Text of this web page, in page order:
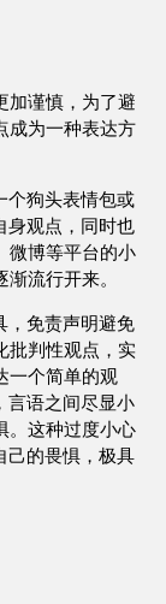
加谨慎，为了避
成为一种表达方
狗头表情包或
身观点，同时也
微博等平台的小
流行开来。
，免责声明避免
判性观点，实
一个简单的观
言语之间尽显小
。这种过度小心
己的畏惧，极具